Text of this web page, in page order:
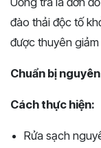
đào thải độc tố
được thuyên
Chuẩn bị
Cách thực hiện:
Rửa sạch